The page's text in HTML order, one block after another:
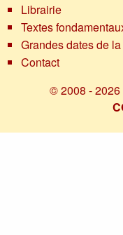
Librairie
Textes
Grandes dates de
Contact
© 2008 - 2026